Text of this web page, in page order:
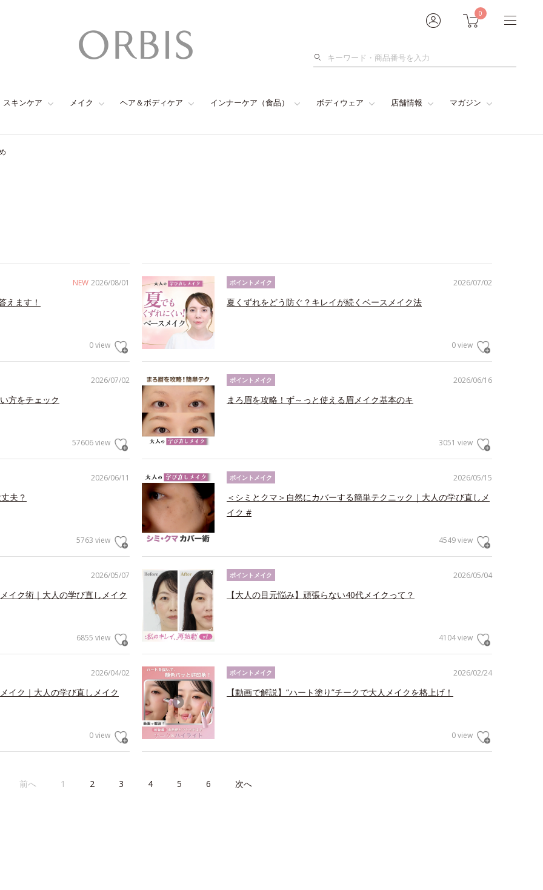
0
検
スキンケア メイク ヘア＆ボディケア インナーケア（食品） ボディウェア 店舗情報 マガジン
NEW 2026/08/01
えます！
0 view
2026/07/02
ポイントメイク
夏くずれをどう防ぐ？キレイが続くベースメイク法
0 view
2026/07/02
方をチェック
57606 view
2026/06/16
ポイントメイク
まろ眉を攻略！ず～っと使える眉メイク基本のキ
3051 view
2026/06/11
夫？
5763 view
2026/05/15
ポイントメイク
＜シミとクマ＞自然にカバーする簡単テクニック｜大人の学び直しメ
イク #
4549 view
2026/05/07
イク術｜大人の学び直しメイク
6855 view
2026/05/04
ポイントメイク
【大人の目元悩み】頑張らない40代メイクって？
4104 view
2026/04/02
イク｜大人の学び直しメイク
0 view
2026/02/24
ポイントメイク
【動画で解説】“ハート塗り”チークで大人メイクを格上げ！
0 view
前へ 1 2 3 4 5 6 次へ